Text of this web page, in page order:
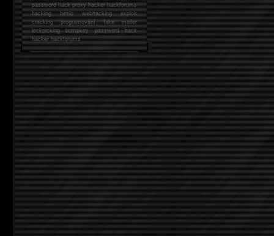
password hack proxy hacker hackforums
hacking heslo webhacking exploit
cracking programování fake mailer
lockpicking bumpkey password hack
hackerhackforums